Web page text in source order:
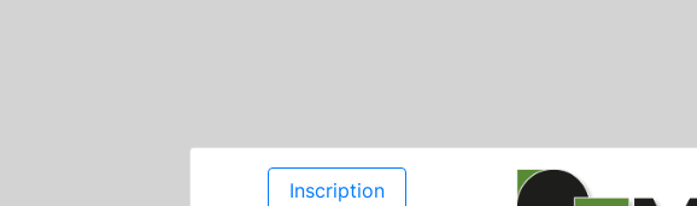
Inscription